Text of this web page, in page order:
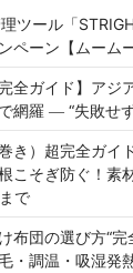
ツール「
ペーン【ムーム
全ガイド】アジ
網羅 ― “失敗せ
き）超完全ガイ
こそぎ防ぐ！素
で
布団の選び方“
・調温・吸湿発